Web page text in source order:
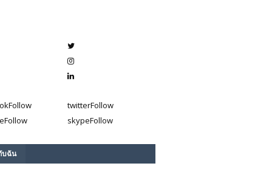
Follow twitterFollow
Follow skypeFollow
บฉัน